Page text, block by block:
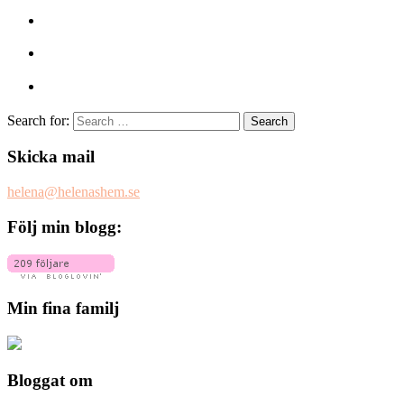
Search for:
Skicka mail
helena@helenashem.se
Följ min blogg:
Min fina familj
Bloggat om